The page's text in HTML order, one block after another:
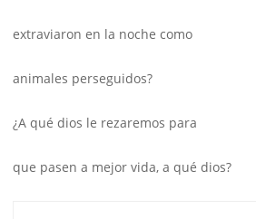
extraviaron en la noche como
animales perseguidos?
¿A qué dios le rezaremos para
que pasen a mejor vida, a qué dios?